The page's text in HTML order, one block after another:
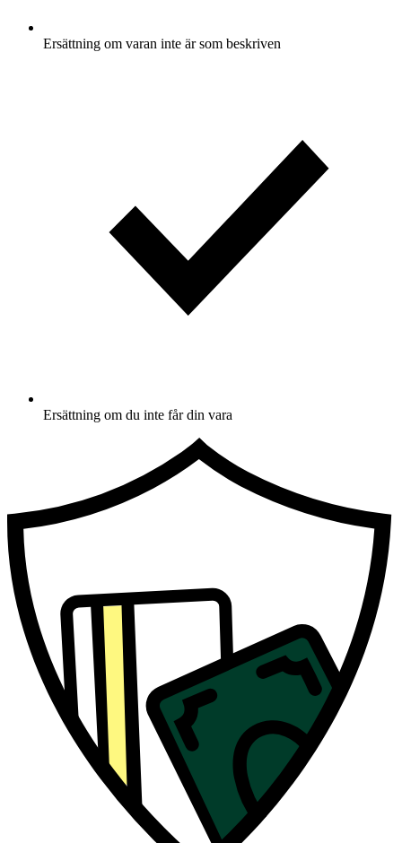
Ersättning om varan inte är som beskriven
Ersättning om du inte får din vara